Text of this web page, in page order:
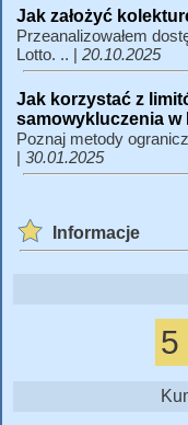
Jak założyć
Przeanalizowałem
Lotto. .. | 20.10.2025
Jak korzystać z
samowykluczenia w
Poznaj metody
| 30.01.2025
Informacje
5